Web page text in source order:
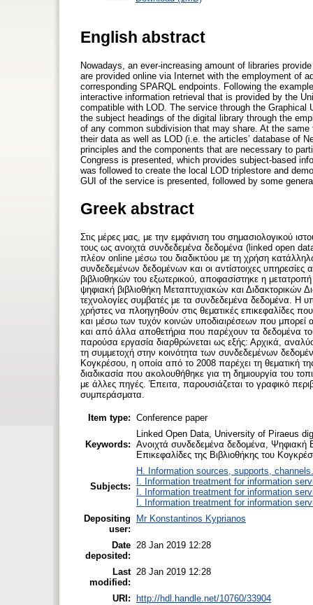
English abstract
Nowadays, an ever-increasing amount of libraries
are provided online via Internet with the employment of
corresponding SPARQL endpoints. Following the
interactive information retrieval that is provided by the
compatible with LOD. The service through the
the subject headings of the digital library through the
of any common subdivision that may share. At the
their data as well as LOD (i.e. the articles’ database of
principles and the components that are necessary to
Congress is presented, which provides subject-based
was followed to create the local LOD triplestore and
GUI of the service is presented, followed by some
Greek abstract
Στις μέρες μας, με την εμφάνιση του σημασιολογικού
τους ως ανοιχτά συνδεδεμένα δεδομένα (linked open
πλέον online μέσω του διαδικτύου με τη χρήση
συνδεδεμένων δεδομένων και οι αντίστοιχες
βιβλιοθηκών του εξωτερικού, αποφασίστηκε η
ψηφιακή βιβλιοθήκη Μεταπτυχιακών και Διδακτορικών
τεχνολογίες συμβατές με τα συνδεδεμένα δεδομένα. Η
χρήστες να πλοηγηθούν στις θεματικές επικεφαλίδες
και μέσω των τυχόν κοινών υποδιαιρέσεων που
και από άλλα αποθετήρια που παρέχουν τα δεδομένα
παρούσα εργασία διαρθρώνεται ως εξής: Αρχικά,
τη συμμετοχή στην κοινότητα των συνδεδεμένων
Κογκρέσου, η οποία από το 2008 παρέχει τη θεματική
διαδικασία που ακολουθήθηκε για τη δημιουργία του
με άλλες πηγές. Έπειτα, παρουσιάζεται το γραφικό
συμπεράσματα.
Item type: Conference paper
Keywords:
Linked Open Data, University of Piraeus
Ανοιχτά συνδεδεμένα δεδομένα, Ψηφιακή
Επικεφαλίδες της Βιβλιοθήκης του
Subjects:
H. Information sources, supports, channels.
I. Information treatment for information
I. Information treatment for information
I. Information treatment for information
Depositing
user:
Mr Konstantinos Kyprianos
Date
deposited:
28 Jan 2019 12:28
Last
modified:
28 Jan 2019 12:28
URI: http://hdl.handle.net/10760/33904